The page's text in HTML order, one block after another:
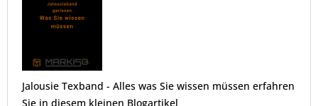
Jalousie Texband - Alles was Sie wissen müssen erfahren
Sie in diesem kleinen Blogartikel